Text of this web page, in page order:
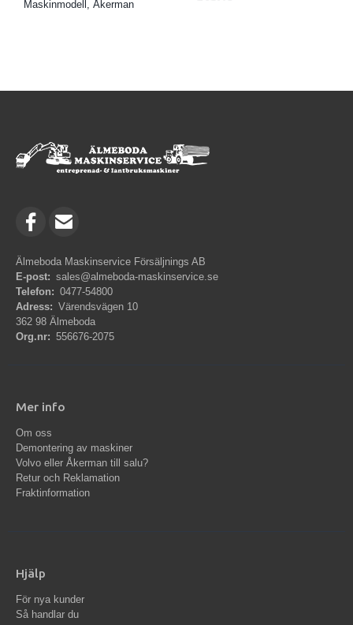
Maskinmodell, Åkerman
Älmeboda Maskinservice Försäljnings AB
E-post: sales@almeboda-maskinservice.se
Telefon: 0477-54800
Adress: Värendsvägen 10
362 98 Älmeboda
Org.nr: 556676-2075
Mer info
Om oss
Demontering av maskiner
Volvo eller Åkerman till salu?
Retur och Reklamation
Fraktinformation
Hjälp
För nya kunder
Så handlar du